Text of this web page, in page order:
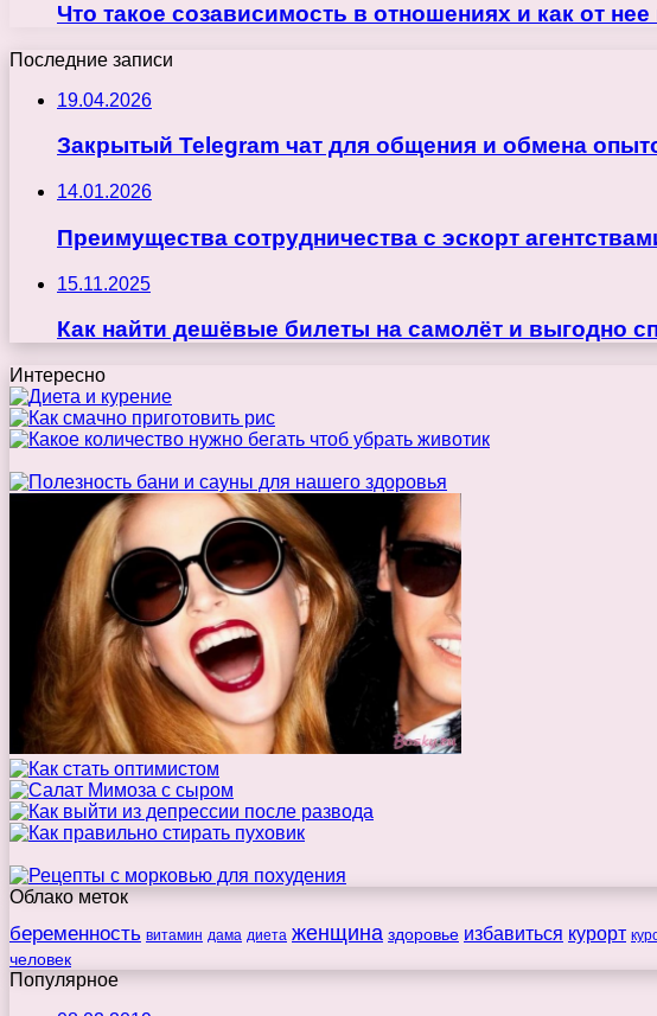
Что такое созависимость в отношениях и как от нее
Последние записи
19.04.2026
Закрытый Telegram чат для общения и обмена
14.01.2026
Преимущества сотрудничества с эскорт
15.11.2025
Как найти дешёвые билеты на самолёт и выгодно
Интересно
Облако меток
беременность витамин дама диета женщина здоровье избавиться курорт
человек
Популярное